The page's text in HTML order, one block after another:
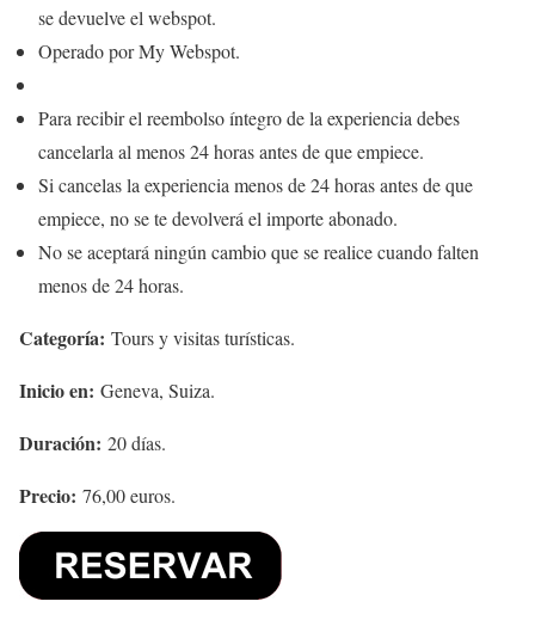
se devuelve el webspot.
Operado por My Webspot.
Para recibir el reembolso íntegro de la experiencia debes
cancelarla al menos 24 horas antes de que empiece.
Si cancelas la experiencia menos de 24 horas antes de que
empiece, no se te devolverá el importe abonado.
No se aceptará ningún cambio que se realice cuando falten
menos de 24 horas.
Categoría: Tours y visitas turísticas.
Inicio en: Geneva, Suiza.
Duración: 20 días.
Precio: 76,00 euros.